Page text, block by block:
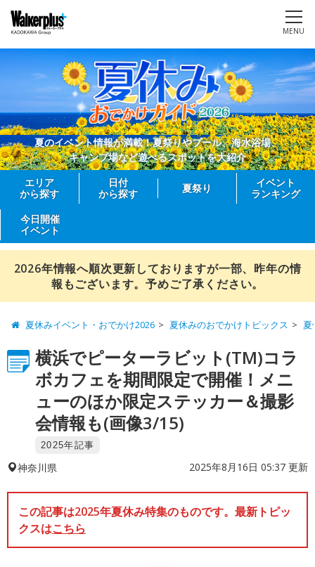
MENU
夏のイベント情報が満載！夏祭りやプール、海水浴場、
キャンプ場など遊べるスポットを大紹介
エリア
から探す
日付
から探す
夏祭り
イベント
ランキング
今日開催
イベント
2026年情報へ順次更新しておりますが一部、昨年の情
報もございます。予めご了承ください。
夏休みイベント・おでかけ2026 夏休みのおでかけトピックス 夏
横浜でピーターラビット(TM)コラ
ボカフェを期間限定で開催！メニ
ューのほか限定ステッカー＆撮影
会情報も(画像3/15)
2025年記事
神奈川県 2025年8月16日 05:37 更新
この記事は2025年夏休み特集のものです。最新トピッ
クスはこちら